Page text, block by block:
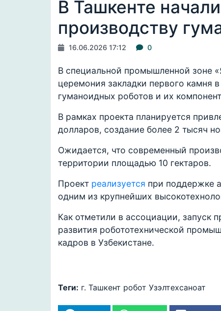
В Ташкенте
производству
16.06.2026 17:12 0
В специальной промышленной зоне
церемония закладки первого камня
гуманоидных роботов и их
В рамках проекта планируется
долларов, создание более 2 тысяч
Ожидается, что современный
территории площадью 10 гектаров.
Проект реализуется при поддержке
одним из крупнейших
Как отметили в ассоциации, запуск
развития робототехнической
кадров в Узбекистане.
Теги: г. Ташкент робот Узэлтехсаноат